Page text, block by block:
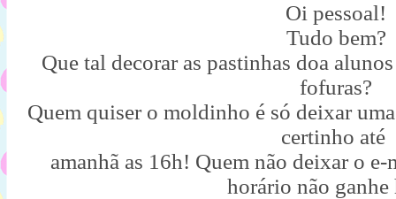
Oi pessoal!
Tudo bem?
Que tal decorar as pastinhas doa
fofuras?
Quem quiser o moldinho é só deixar
certinho até
amanhã as 16h! Quem não deixar o
horário não ganhe